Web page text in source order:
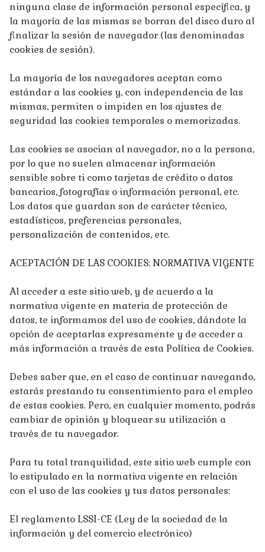
ninguna clase de información personal específica, y
la mayoría de las mismas se borran del disco duro al
finalizar la sesión de navegador (las denominadas
cookies de sesión).
La mayoría de los navegadores aceptan como
estándar a las cookies y, con independencia de las
mismas, permiten o impiden en los ajustes de
seguridad las cookies temporales o memorizadas.
Las cookies se asocian al navegador, no a la persona,
por lo que no suelen almacenar información
sensible sobre ti como tarjetas de crédito o datos
bancarios, fotografías o información personal, etc.
Los datos que guardan son de carácter técnico,
estadísticos, preferencias personales,
personalización de contenidos, etc.
ACEPTACIÓN DE LAS COOKIES: NORMATIVA VIGENTE
Al acceder a este sitio web, y de acuerdo a la
normativa vigente en materia de protección de
datos, te informamos del uso de cookies, dándote la
opción de aceptarlas expresamente y de acceder a
más información a través de esta Política de Cookies.
Debes saber que, en el caso de continuar navegando,
estarás prestando tu consentimiento para el empleo
de estas cookies. Pero, en cualquier momento, podrás
cambiar de opinión y bloquear su utilización a
través de tu navegador.
Para tu total tranquilidad, este sitio web cumple con
lo estipulado en la normativa vigente en relación
con el uso de las cookies y tus datos personales:
El reglamento LSSI-CE (Ley de la sociedad de la
información y del comercio electrónico)